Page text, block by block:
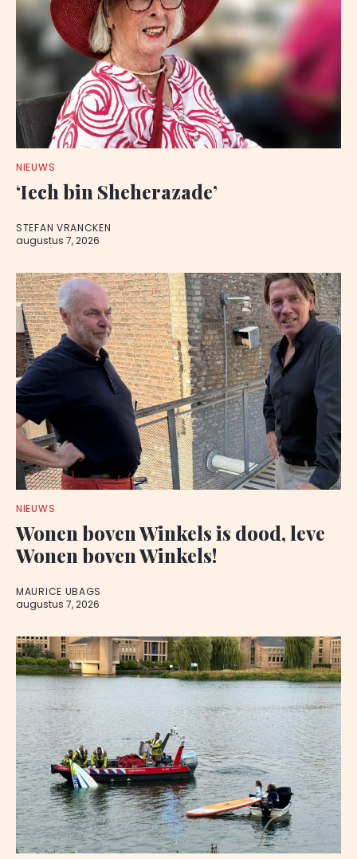
NIEUWS
‘Iech bin Sheherazade’
STEFAN VRANCKEN
augustus 7, 2026
NIEUWS
Wonen boven Winkels is dood, leve
Wonen boven Winkels!
MAURICE UBAGS
augustus 7, 2026